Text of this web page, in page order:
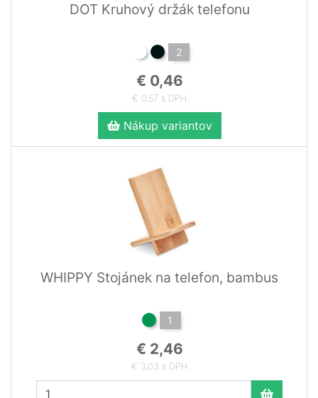
DOT Kruhový držák telefonu
2
€ 0,46
€ 0,57 s DPH
Nákup variantov
WHIPPY Stojánek na telefon, bambus
1
€ 2,46
€ 3,03 s DPH